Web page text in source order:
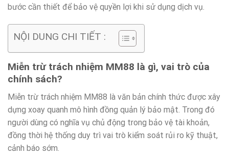
bước cần thiết để bảo vệ quyền lợi khi sử dụng dịch vụ.
NỘI DUNG CHI TIẾT :
Miễn trừ trách nhiệm MM88 là gì, vai trò của
chính sách?
Miễn trừ trách nhiệm MM88 là văn bản chính thức được xây
dựng xoay quanh mô hình đồng quản lý bảo mật. Trong đó
người dùng có nghĩa vụ chủ động trong bảo vệ tài khoản,
đồng thời hệ thống duy trì vai trò kiểm soát rủi ro kỹ thuật,
cảnh báo sớm.